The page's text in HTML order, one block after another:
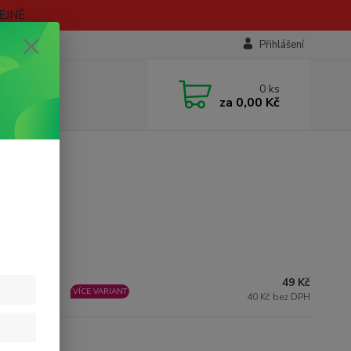
Přihlášení
0 ks
za 0,00 Kč
VÍCE VARIANT
49 Kč
40 Kč bez DPH